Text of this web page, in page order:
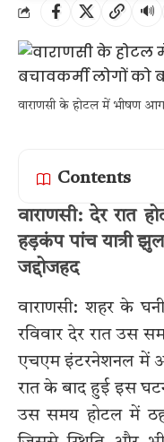
🔊
वाराणसी के होटल में भीषण
Contents
वाराणसी: देर
हड़कंप पांच यात्री
जद्दोजहद
वाराणसी: शहर के
रविवार देर रात उस
एचएम इंटरनेशनल में
रात के बाद हुई इस
उस समय होटल में